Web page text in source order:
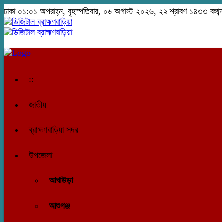
ঢাকা ০১:০১ অপরাহ্ন, বৃহস্পতিবার, ০৬ অগাস্ট ২০২৬, ২২ শ্রাবণ ১৪৩৩
::
জাতীয়
ব্রাহ্মণবাড়িয়া সদর
উপজেলা
আখাউড়া
আশুগঞ্জ